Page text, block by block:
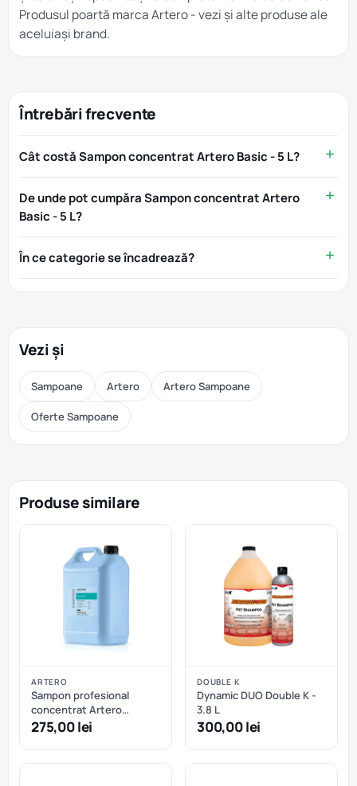
Produsul poartă marcaArtero- vezi și alte produse ale
aceluiași brand.
Întrebări frecvente
Cât costă Sampon concentrat Artero Basic - 5 L?
De unde pot cumpăra Sampon concentrat Artero
Basic - 5 L?
În ce categorie se încadrează?
Vezi și
Sampoane Artero Artero Sampoane
Oferte Sampoane
Produse similare
ARTERO
Sampon profesional
concentrat Artero
TSUNAMI - 5 L
275,00 lei
DOUBLE K
Dynamic DUO Double K -
3.8 L
300,00 lei